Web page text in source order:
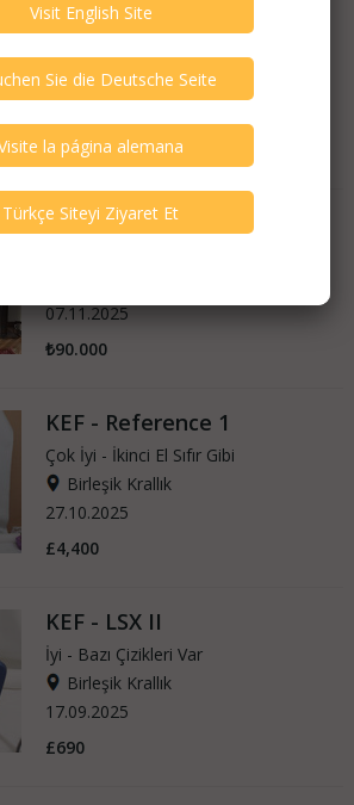
KEF - Reference 201
İyi - Bazı Çizikleri Var
Birleşik Krallık
£1,350
KEF - LS 50 Wireless II
07.11.2025
₺90.000
KEF - Reference 1
Çok İyi - İkinci El Sıfır Gibi
Birleşik Krallık
27.10.2025
£4,400
KEF - LSX II
İyi - Bazı Çizikleri Var
Birleşik Krallık
17.09.2025
£690